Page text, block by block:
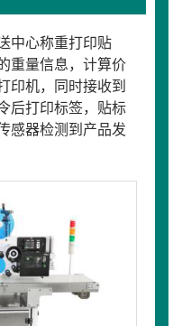
中心称重打印贴
重量信息，计算价
印机，同时接收到
后打印标签，贴标
感器检测到产品发